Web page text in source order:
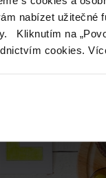
nabízet užitečné
Kliknutím na
cookies.